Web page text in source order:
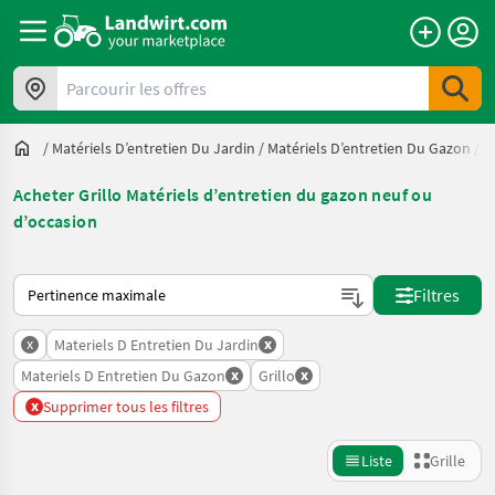
Parcourir les offres
/ Matériels D’entretien Du Jardin / Matériels D’entretien Du Gazon
Acheter Grillo Matériels d’entretien du gazon neuf ou
d’occasion
Voici comment les annonces sont triées sur Landwirt.com
Filtres
x Materiels D Entretien Du Jardin x
Materiels D Entretien Du Gazon x Grillo x
x Supprimer tous les filtres
Liste Grille